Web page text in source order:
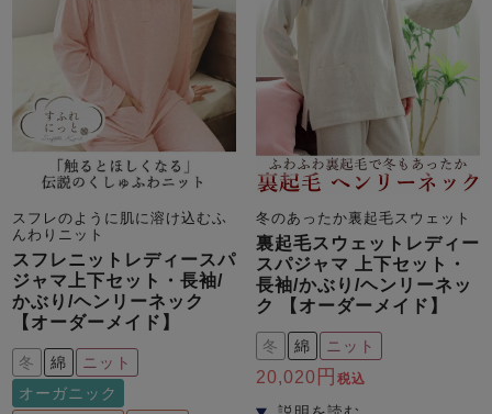
単品
ン単品
単品
ン単品
売れ筋ランキング
- Item Ranking -
新着商品
- New Arrival -
すべてのデザインのパジャマ一覧はこちら
スフレのように肌に溶け込むふ
んわりニット
スフレニットレディースパ
ジャマ上下セット・長袖/
かぶり/ヘンリーネック
【オーダーメイド】
冬 綿
ニット
オーガニック
冬のあったか裏起毛スウェット
裏起毛スウェットレディー
スパジャマ 上下セット・
長袖/かぶり/ヘンリーネッ
ク 【オーダーメイド】
冬 綿 ニット
20,020 税込